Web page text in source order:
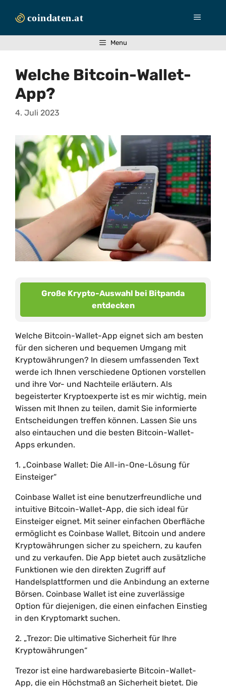
Inhalt
Menü
Menu
Welche Bitcoin-Wallet-
App?
4. Juli 2023
Große Krypto-Auswahl bei Bitpanda
entdecken
Welche Bitcoin-Wallet-App eignet sich am besten
für den sicheren und bequemen Umgang mit
Kryptowährungen? In diesem umfassenden Text
werde ich Ihnen verschiedene Optionen vorstellen
und ihre Vor- und Nachteile erläutern. Als
begeisterter Kryptoexperte ist es mir wichtig, mein
Wissen mit Ihnen zu teilen, damit Sie informierte
Entscheidungen treffen können. Lassen Sie uns
also eintauchen und die besten Bitcoin-Wallet-
Apps erkunden.
1. „Coinbase Wallet: Die All-in-One-Lösung für
Einsteiger“
Coinbase Wallet ist eine benutzerfreundliche und
intuitive Bitcoin-Wallet-App, die sich ideal für
Einsteiger eignet. Mit seiner einfachen Oberfläche
ermöglicht es Coinbase Wallet, Bitcoin und andere
Kryptowährungen sicher zu speichern, zu kaufen
und zu verkaufen. Die App bietet auch zusätzliche
Funktionen wie den direkten Zugriff auf
Handelsplattformen und die Anbindung an externe
Börsen. Coinbase Wallet ist eine zuverlässige
Option für diejenigen, die einen einfachen Einstieg
in den Kryptomarkt suchen.
2. „Trezor: Die ultimative Sicherheit für Ihre
Kryptowährungen“
Trezor ist eine hardwarebasierte Bitcoin-Wallet-
App, die ein Höchstmaß an Sicherheit bietet. Die